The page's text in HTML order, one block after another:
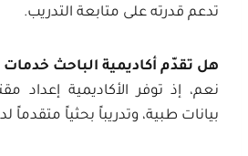
تدعم قدرته على متابعة التدريب.
هل تقدّم أكاديمية الباحث
نعم، إذ توفر الأكاديمية إعداد
بيانات طبية، وتدريباً بحثياً متقدماً